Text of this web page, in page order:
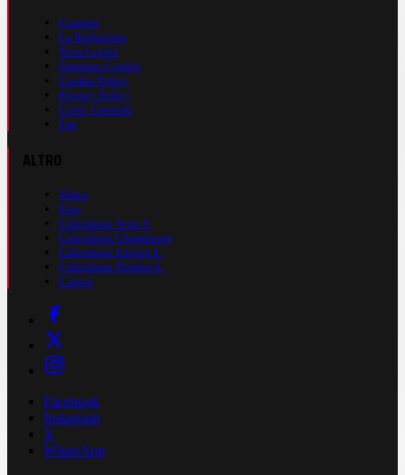
Contatti
La Redazione
Nota Legale
Gestione Cookie
Cookie Policy
Privacy Policy
Cond. Generali
Faq
Video
Foto
Calendario Serie A
Calendario Champions
Calendario Europa L.
Calendario Premier L.
Casinò
Facebook
Instagram
X
WhatsApp